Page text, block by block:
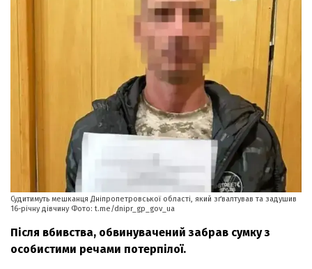
Судитимуть мешканця Дніпропетровської області, який зґвалтував та задушив
16-річну дівчину Фото: t.me/dnipr_gp_gov_ua
Після вбивства, обвинувачений забрав сумку з
особистими речами потерпілої.